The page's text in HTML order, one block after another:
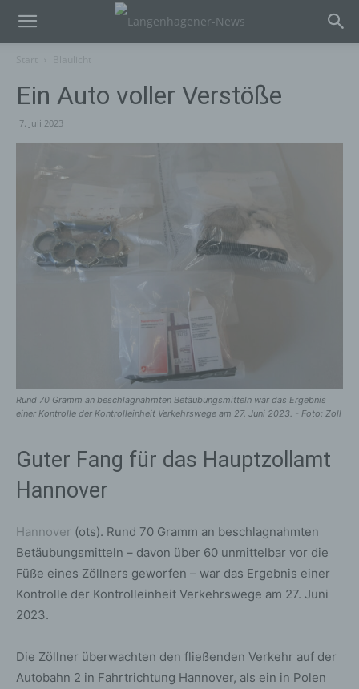
Ein Auto voller Verstöße
7. Juli 2023
Rund 70 Gramm an beschlagnahmten Betäubungsmitteln war das Ergebnis
einer Kontrolle der Kontrolleinheit Verkehrswege am 27. Juni 2023. - Foto: Zoll
Guter Fang für das Hauptzollamt
Hannover
Hannover (ots). Rund 70 Gramm an beschlagnahmten
Betäubungsmitteln – davon über 60 unmittelbar vor die
Füße eines Zöllners geworfen – war das Ergebnis einer
Kontrolle der Kontrolleinheit Verkehrswege am 27. Juni
2023.
Die Zöllner überwachten den fließenden Verkehr auf der
Autobahn 2 in Fahrtrichtung Hannover, als ein in Polen